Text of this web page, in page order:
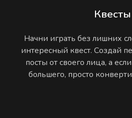
Квесты
Начни играть без лишних
интересный квест. Создай
посты от своего лица, а
большего, просто